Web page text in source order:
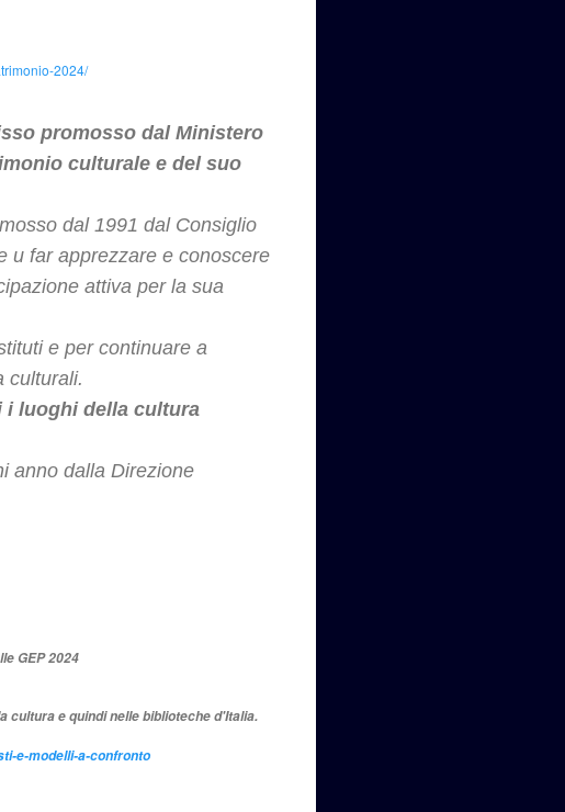
2024/
promosso dal Ministero
culturale e del suo
dal 1991 dal Consiglio
и far apprezzare e conoscere
attiva per la sua
e per continuare a
culturali.
i luoghi della cultura
anno dalla Direzione
GEP 2024
cultura e quindi nelle biblioteche d'Italia.
e-modelli-a-confronto